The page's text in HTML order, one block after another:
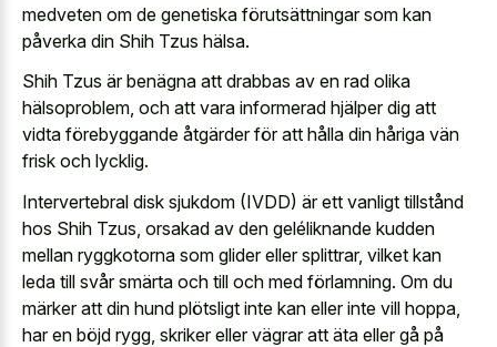
medveten om de genetiska förutsättningar som kan
påverka din Shih Tzus hälsa.
Shih Tzus är benägna att drabbas av en rad olika
hälsoproblem, och att vara informerad hjälper dig att
vidta förebyggande åtgärder för att hålla din håriga vän
frisk och lycklig.
Intervertebral disk sjukdom (IVDD) är ett vanligt tillstånd
hos Shih Tzus, orsakad av den geléliknande kudden
mellan ryggkotorna som glider eller splittrar, vilket kan
leda till svår smärta och till och med förlamning. Om du
märker att din hund plötsligt inte kan eller inte vill hoppa,
har en böjd rygg, skriker eller vägrar att äta eller gå på